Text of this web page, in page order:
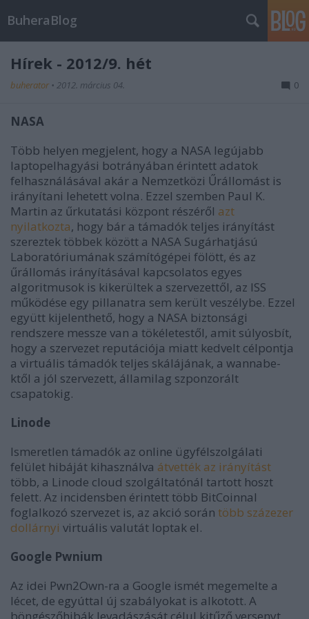
BuheraBlog
Hírek - 2012/9. hét
buherator • 2012. március 04. 0
NASA
Több helyen megjelent, hogy a NASA legújabb
laptopelhagyási botrányában érintett adatok
felhasználásával akár a Nemzetközi Űrállomást is
irányítani lehetett volna. Ezzel szemben Paul K.
Martin az űrkutatási központ részéről azt
nyilatkozta, hogy bár a támadók teljes irányítást
szereztek többek között a NASA Sugárhatjású
Laboratóriumának számítógépei fölött, és az
űrállomás irányításával kapcsolatos egyes
algoritmusok is kikerültek a szervezettől, az ISS
működése egy pillanatra sem került veszélybe. Ezzel
együtt kijelenthető, hogy a NASA biztonsági
rendszere messze van a tökéletestől, amit súlyosbít,
hogy a szervezet reputációja miatt kedvelt célpontja
a virtuális támadók teljes skálájának, a wannabe-
ktől a jól szervezett, államilag szponzorált
csapatokig.
Linode
Ismeretlen támadók az online ügyfélszolgálati
felület hibáját kihasználva átvették az irányítást
több, a Linode cloud szolgáltatónál tartott hoszt
felett. Az incidensben érintett több BitCoinnal
foglalkozó szervezet is, az akció során több százezer
dollárnyi virtuális valutát loptak el.
Google Pwnium
Az idei Pwn2Own-ra a Google ismét megemelte a
lécet, de egyúttal új szabályokat is alkotott. A